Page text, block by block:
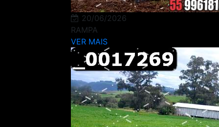
20/06/2026
RAMPA
VER MAIS